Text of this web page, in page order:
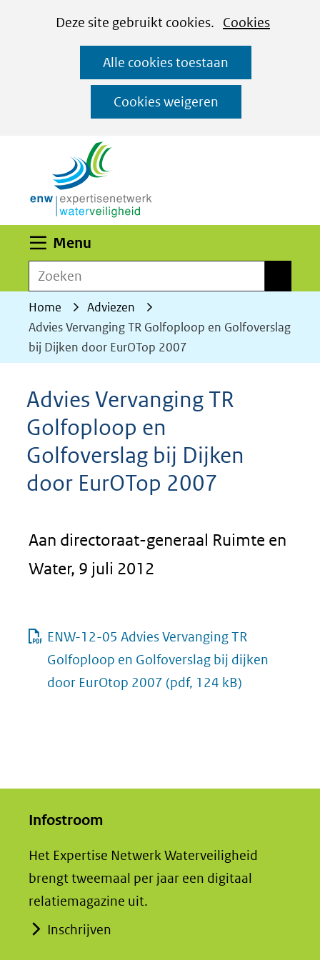
CookiesDeze site gebruikt cookies. Cookies
website
worden
toegestaan
geweigerd.
Alle cookies toestaan
Cookies weigeren
Ga
naar
de
inhoud
Menu
Zoeken
Home
Adviezen
Advies Vervanging TR Golfoploop en Golfoverslag
bij Dijken door EurOTop 2007
Advies Vervanging TR
Golfoploop en
Golfoverslag bij Dijken
door EurOTop 2007
Aan directoraat-generaal Ruimte en
Water, 9 juli 2012
ENW-12-05 Advies Vervanging TR
Golfoploop en Golfoverslag bij dijken
door EurOtop 2007 (pdf, 124 kB)
Infostroom
Het Expertise Netwerk Waterveiligheid
brengt tweemaal per jaar een digitaal
relatiemagazine uit.
Inschrijven